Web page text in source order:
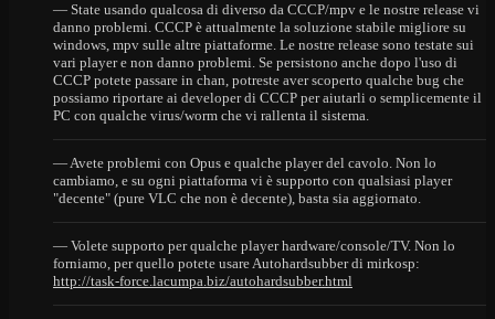
— State usando qualcosa di diverso da CCCP/mpv e le nostre release vi
danno problemi. CCCP è attualmente la soluzione stabile migliore su
windows, mpv sulle altre piattaforme. Le nostre release sono testate sui
vari player e non danno problemi. Se persistono anche dopo l'uso di
CCCP potete passare in chan, potreste aver scoperto qualche bug che
possiamo riportare ai developer di CCCP per aiutarli o semplicemente il
PC con qualche virus/worm che vi rallenta il sistema.
— Avete problemi con Opus e qualche player del cavolo. Non lo
cambiamo, e su ogni piattaforma vi è supporto con qualsiasi player
"decente" (pure VLC che non è decente), basta sia aggiornato.
— Volete supporto per qualche player hardware/console/TV. Non lo
forniamo, per quello potete usare Autohardsubber di mirkosp:
http://task-force.lacumpa.biz/autohardsubber.html